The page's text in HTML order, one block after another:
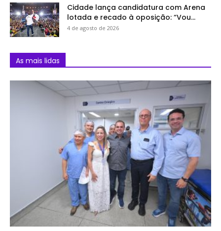
Cidade lança candidatura com Arena
lotada e recado à oposição: “Vou...
4 de agosto de 2026
As mais lidas